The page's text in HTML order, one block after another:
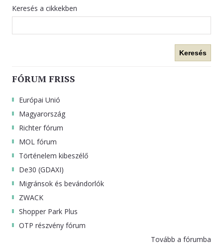
Keresés a cikkekben
Keresés
FÓRUM FRISS
Európai Unió
Magyarország
Richter fórum
MOL fórum
Történelem kibeszélő
De30 (GDAXI)
Migránsok és bevándorlók
ZWACK
Shopper Park Plus
OTP részvény fórum
Tovább a fórumba